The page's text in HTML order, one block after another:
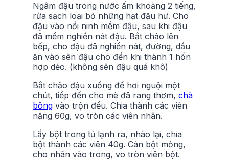
Ngâm đậu trong nước ấm khoảng 2 tiếng,
rửa sạch loại bỏ những hạt đậu hư. Cho
đậu vào nồi ninh mềm đậu, sau khi đậu
đã mềm nghiền nát đậu. Bắt chảo lên
bếp, cho đậu đã nghiền nát, đường, dầu
ăn vào sên đậu cho đến khi thành 1 hổn
hợp dẻo. (không sên đậu quá khô)
Bắt chảo đậu xuống để hơi nguội một
chút, tiếp đến cho mè đã rang thơm, chà
bông vào trộn đều. Chia thành các viên
nặng 60g, vo tròn các viên nhân.
Lấy bột trong tủ lạnh ra, nhào lại, chia
bột thành các viên 40g. Cán bột mỏng,
cho nhân vào trong, vo tròn viên bột.